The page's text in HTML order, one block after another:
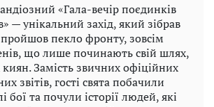
«Гала-вечір поєдинків
— унікальний захід, який зібрав
пекло фронту, зовсім
що лише починають свій шлях,
Замість звичних офіційних
звітів, гості свята побачили
бої та почули історії людей, які